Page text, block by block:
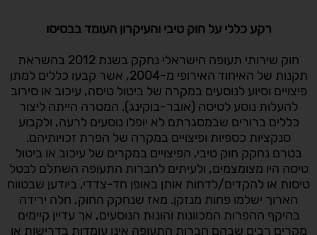
רקע כללי על חוק טיבי והעיקרון העומד בבסיסו
חוק שירותי תעופה הישראלי נחקק בשנת 2012 בהשראת
תקנות של האיחוד האירופי מ-2004, אשר קבעו כללים למתן
פיצויים וסיוע לנוסעים במקרה של ביטול טיסה, עיכוב או סירוב
להעלות נוסע לטיסה (אובר-בוקינג). המטרה הייתה ליצור
כללים ברורים שבמסגרתם לא יופלו נוסעים לרעה, ולקבוע
סנקציות כספיות ופיצויים במקרה של הפרת זכויותיהם.
בטרם נחקק חוק טיבי, הפיצויים במקרים של עיכוב או ביטול
טיסה היו מצומצמים, ולעיתים לחברות התעופה השתלם לבטל
טיסות או להקדים/לדחות אותן באופן חד-צדדי, ביודען שבטווח
הארוך ישלמו פחות מנזקן. מאז שנחקק החוק, חלה ירידה
בהיקף ההפרות המכוונות והונוּת הנוסעים, אך עדיין קיימים
מקרים רבים שבהם חברות התעופה אינן עומדות בדרישות או